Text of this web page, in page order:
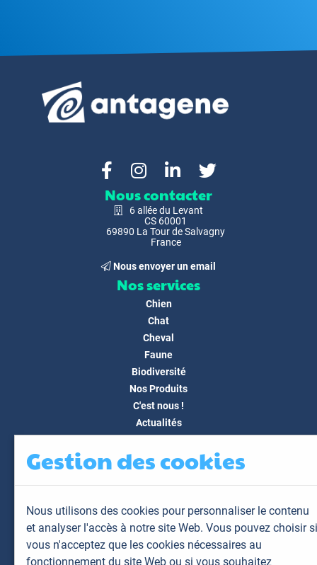
Nous contacter
6 allée du Levant
CS 60001
69890 La Tour de Salvagny
France
Nous envoyer un email
Nos services
Chien
Chat
Cheval
Faune
Biodiversité
Nos Produits
C'est nous !
Actualités
FAQ
Mon espace
Mes animaux
Mes résultats
Gestion des cookies
Nous utilisons des cookies pour personnaliser le contenu
et analyser l'accès à notre site Web. Vous pouvez choisir si
vous n'acceptez que les cookies nécessaires au
fonctionnement du site Web ou si vous souhaitez